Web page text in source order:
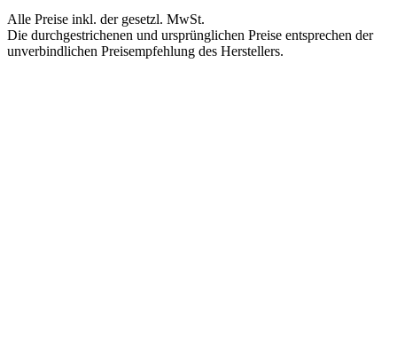
Alle Preise inkl. der gesetzl. MwSt.
Die durchgestrichenen und ursprünglichen Preise entsprechen der
unverbindlichen Preisempfehlung des Herstellers.